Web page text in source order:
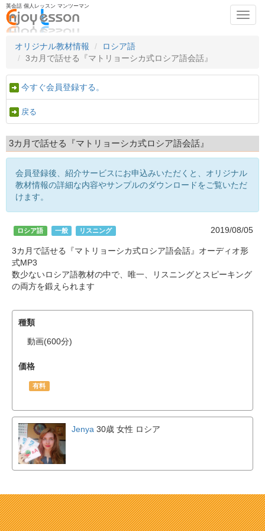
英会話 個人レッスン マンツーマン
オリジナル教材情報
ロシア語
3カ月で話せる『マトリョーシカ式ロシア語会話』
今すぐ会員登録する。
戻る
3カ月で話せる『マトリョーシカ式ロシア語会話』
会員登録後、紹介サービスにお申込みいただくと、オリジナル
教材情報の詳細な内容やサンプルのダウンロードをご覧いただ
けます。
ロシア語 一般 リスニング 2019/08/05
3カ月で話せる『マトリョーシカ式ロシア語会話』オーディオ形
式MP3
数少ないロシア語教材の中で、唯一、リスニングとスピーキング
の両方を鍛えられます
種類
動画(600分)
価格
有料
Jenya 30歳 女性 ロシア